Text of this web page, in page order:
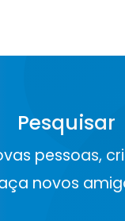
Pesquisar
pessoas,
novos